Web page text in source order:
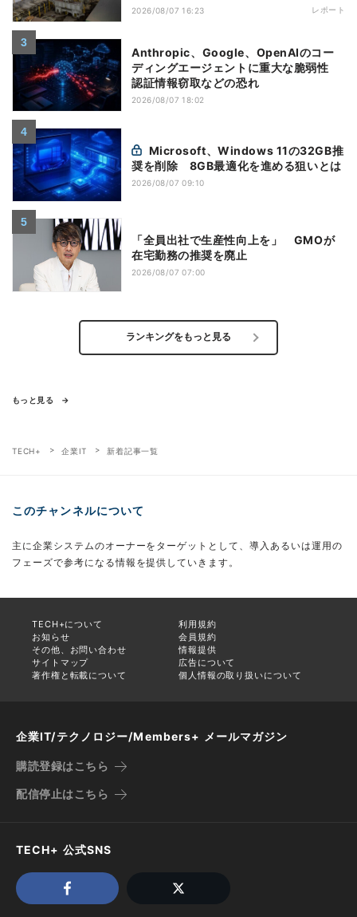
2026/08/07 16:23 レポート
Anthropic、Google、OpenAIのコー
ディングエージェントに重大な脆弱性
認証情報窃取などの恐れ
2026/08/07 18:02
奨を削除 8GB最適化を進める狙いとは
2026/08/07 09:10
「全員出社で生産性向上を」 GMOが
在宅勤務の推奨を廃止
2026/08/07 07:00
ランキングをもっと見る
もっと見る
TECH+ 企業IT 新着記事一覧
このチャンネルについて
主に企業システムのオーナーをターゲットとして、導入あるいは運用の
フェーズで参考になる情報を提供していきます。
TECH+について
利用規約
お知らせ
会員規約
その他、お問い合わせ
情報提供
サイトマップ
広告について
著作権と転載について
個人情報の取り扱いについて
企業IT/テクノロジー/Members+ メールマガジン
購読登録はこちら
配信停止はこちら
TECH+ 公式SNS